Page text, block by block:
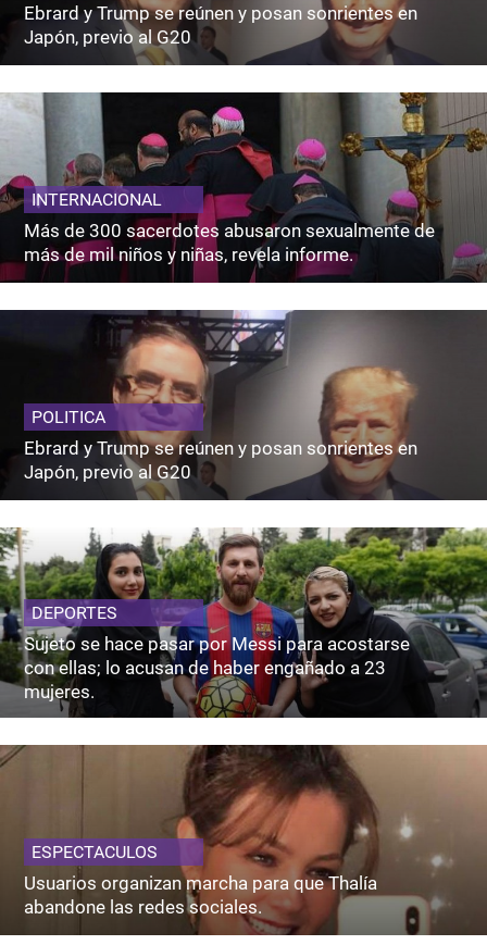
Ebrard y Trump se reúnen y posan sonrientes en
Japón, previo al G20
INTERNACIONAL
Más de 300 sacerdotes abusaron sexualmente de
más de mil niños y niñas, revela informe.
POLITICA
Ebrard y Trump se reúnen y posan sonrientes en
Japón, previo al G20
DEPORTES
Sujeto se hace pasar por Messi para acostarse
con ellas; lo acusan de haber engañado a 23
mujeres.
ESPECTACULOS
Usuarios organizan marcha para que Thalía
abandone las redes sociales.